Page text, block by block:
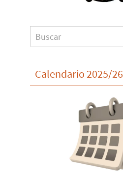
Calendario 2025/26